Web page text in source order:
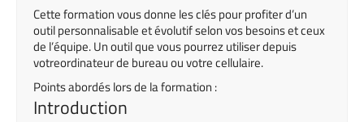
Cette formation vous donne les clés pourprofiter d’un
outil personnalisable et évolutifselonvos besoins et ceux
de l’équipe.Un outil que vouspourrezutiliserdepuis
votreordinateurde bureau ou votre cellulaire.
Points abordés lors de la formation :
Introduction